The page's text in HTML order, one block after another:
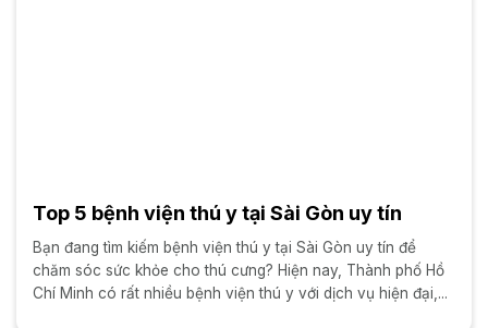
Top 5 bệnh viện thú y tại Sài Gòn uy tín
Bạn đang tìm kiếm bệnh viện thú y tại Sài Gòn uy tín để
chăm sóc sức khỏe cho thú cưng? Hiện nay, Thành phố Hồ
Chí Minh có rất nhiều bệnh viện thú y với dịch vụ hiện đại,...